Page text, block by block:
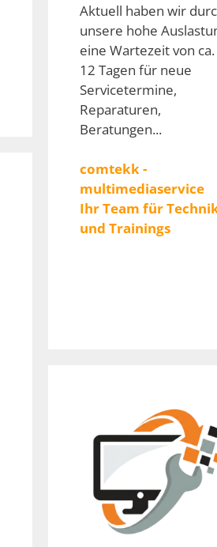
Aktuell haben wir
unsere hohe
eine Wartezeit von
12 Tagen für neue
Servicetermine,
Reparaturen,
Beratungen...
comtekk -
multimediaservice
Ihr Team für
und Trainings